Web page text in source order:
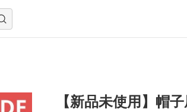
【新品未使用】帽